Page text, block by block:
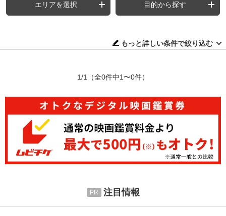
エリアを選択 目的から探す
もっと詳しい条件で絞り込む
1/1 （全0件中1〜0件）
注目情報